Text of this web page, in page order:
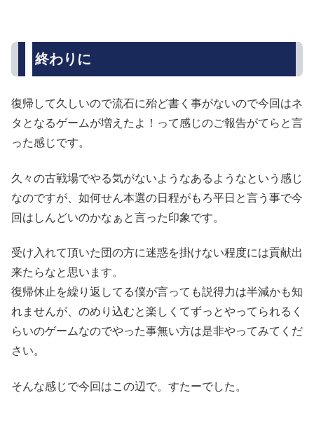
終わりに
復帰して久しいので流石に殆ど書く事がないので今回はネ
タとなるゲームが増えたよ！って感じのご報告がてらと言
った感じです。
久々の古戦場でやる気がないようなあるようなという感じ
なのですが、如何せん本選の日程がもろ平日と言う事で今
回はしんどいのかなぁと言った印象です。
受け入れて頂いた団の方に迷惑を掛けない程度には貢献出
来たらなと思います。
復帰休止を繰り返してる僕が言っても説得力は半減かも知
れませんが、のめり込むと楽しくてずっとやってられるく
らいのゲームなのでやった事無い方は是非やってみてくだ
さい。
そんな感じで今回はこの辺で。すたーでした。